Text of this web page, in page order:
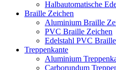
Halbautomatische
Braille Zeichen
Aluminium Braille
PVC Braille Zeichen
Edelstahl PVC
Treppenkante
Aluminium
Carborundum